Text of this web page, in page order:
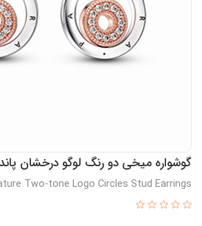
گوشواره میخی دو رنگ لوگو درخشان
Two-tone Logo Circles Stud Earrings